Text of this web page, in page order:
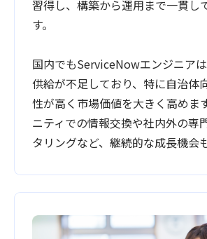
習得し、構築から運用まで一貫し
す。
国内でもServiceNowエンジニア
供給が不足しており、特に自治体
性が高く市場価値を大きく高めま
ニティでの情報交換や社内外の専
タリングなど、継続的な成長機会